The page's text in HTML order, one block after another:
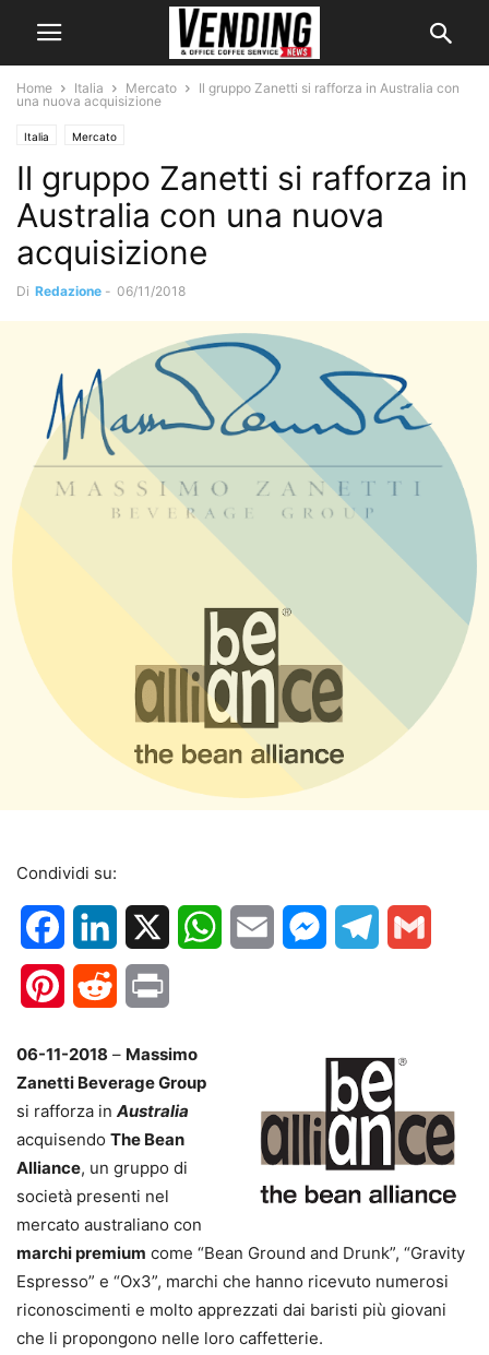
Home Italia Mercato
Il gruppo Zanetti si rafforza in Australia con
una nuova acquisizione
Italia Mercato
Il gruppo Zanetti si rafforza in
Australia con una nuova
acquisizione
Di Redazione - 06/11/2018
Condividi su:
FacebookLinkedIn WhatsApp
Email MessengerTelegram
PinterestReddit
06-11-2018 – Massimo
Zanetti Beverage Group
si rafforza in Australia
acquisendo The Bean
Alliance, un gruppo di
società presenti nel
mercato australiano con
marchi premium come “Bean Ground and Drunk”, “Gravity
Espresso” e “Ox3”, marchi che hanno ricevuto numerosi
riconoscimenti e molto apprezzati dai baristi più giovani
che li propongono nelle loro caffetterie.